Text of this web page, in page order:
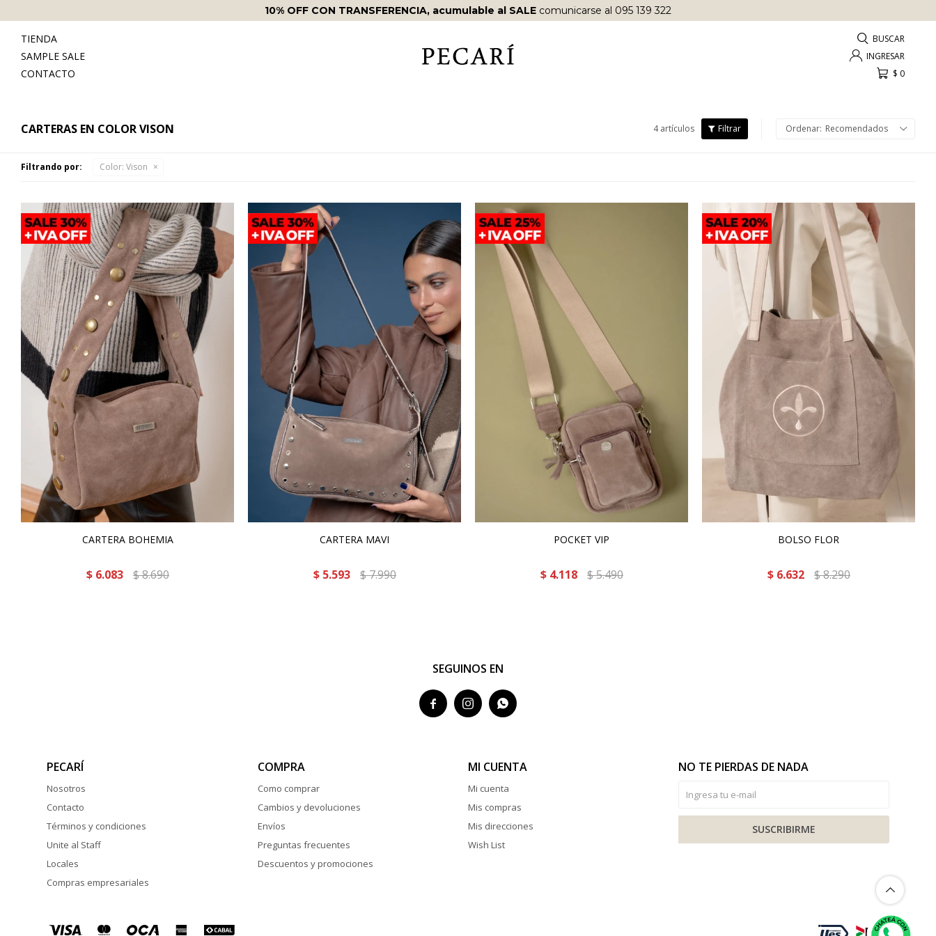
10% OFF CON TRANSFERENCIA, acumulable al SALE comunicarse al 095 139 322
TIENDA
SAMPLE SALE
CONTACTO
$ 0
CARTERAS EN COLOR VISON 4 artículos Recomendados
Filtrando por: Color: Vison
CARTERA BOHEMIA
$ 6.083 $8.690
CARTERA MAVI
$ 5.593 $7.990
POCKET VIP
$ 4.118 $5.490
BOLSO FLOR
$ 6.632 $8.290
SEGUINOS EN
  
PECARÍ
Nosotros
Contacto
Términos y condiciones
Unite al Staff
Locales
Compras empresariales
COMPRA
Como comprar
Cambios y devoluciones
Envíos
Preguntas frecuentes
Descuentos y promociones
MI CUENTA
Mi cuenta
Mis compras
Mis direcciones
Wish List
NO TE PIERDAS DE NADA
SUSCRIBIRME